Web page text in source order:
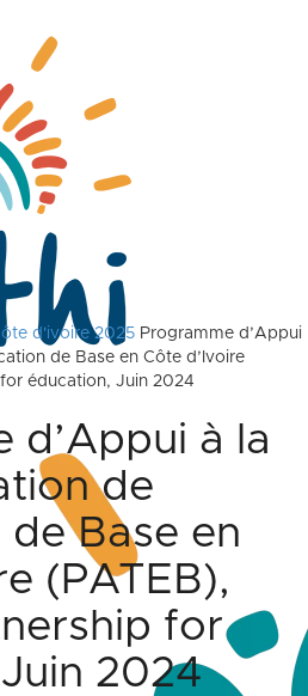
d'ivoire 2025 Programme d’Appui
de Base en Côte d’Ivoire
éducation, Juin 2024
d’Appui à la
de
de Base en
(PATEB),
for
2024